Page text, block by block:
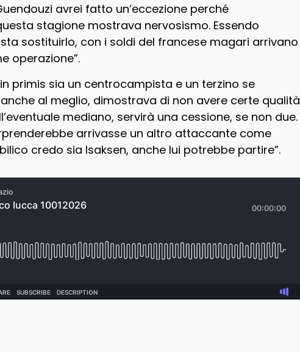
avrei fatto un’eccezione perché
stagione mostrava nervosismo. Essendo
sostituirlo, con i soldi del francese magari arrivano
operazione”.
primis sia un centrocampista e un terzino se
al meglio, dimostrava di non avere certe qualità
mediano, servirà una cessione, se non due.
arrivasse un altro attaccante come
credo sia Isaksen, anche lui potrebbe partire”.